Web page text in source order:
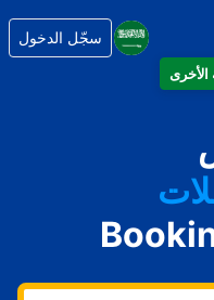
سجّل الدخول